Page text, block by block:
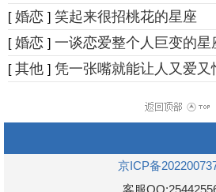
[ 婚恋 ] 笑起来很招桃花的星座
[ 婚恋 ] 一谈恋爱整个人巨变的星
[ 其他 ] 凭一张嘴就能让人又爱又
京ICP备
客服